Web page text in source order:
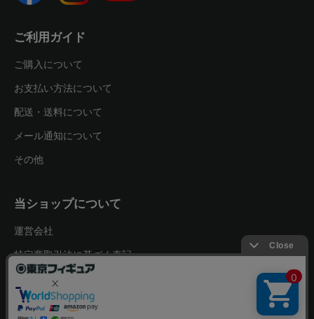
ご利用ガイド
ご購入について
お支払い方法について
配送・送料について
メール通知について
その他
当ショップについて
運営会社
特定商取引法に基づく表記
プライバシーポリシー
お問い合わせ